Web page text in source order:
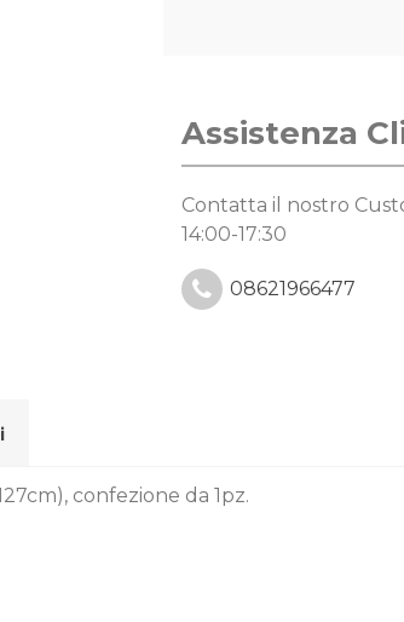
Assistenza
Contatta il nostro
14:00-17:30
08621966477
confezione da 1pz.